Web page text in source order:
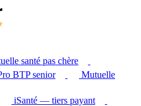
santé pas chère
BTP senior
Mutuelle
iSanté — tiers payant